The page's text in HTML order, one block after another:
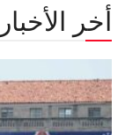
أخر الأخبار